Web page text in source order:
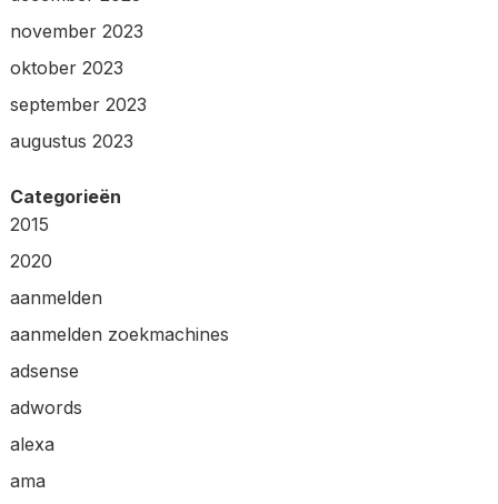
november 2023
oktober 2023
september 2023
augustus 2023
Categorieën
2015
2020
aanmelden
aanmelden zoekmachines
adsense
adwords
alexa
ama